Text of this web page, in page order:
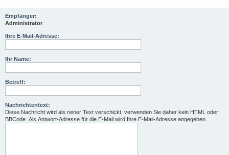
Empfänger:
Administrator
Ihre E-Mail-Adresse:
Ihr Name:
Betreff:
Nachrichtentext:
Diese Nachricht wird als reiner Text verschickt, verwenden Sie daher kein HTML oder
BBCode. Als Antwort-Adresse für die E-Mail wird Ihre E-Mail-Adresse angegeben.